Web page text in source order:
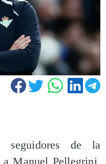
seguidores de la
Manuel Pellegrini,